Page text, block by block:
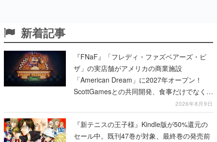
新着記事
『FNaF』「フレディ・ファズベアーズ・ピ
ザ」の実店舗がアメリカの商業施設
「American Dream」に2027年オープン！
ScottGamesとの共同開発、食事だけでなくス
テージショーや没入型のホラー体験も楽しめ
る
2026年8月9日
『新テニスの王子様』Kindle版が50%還元の
セール中。既刊47巻が対象、最終巻の発売前